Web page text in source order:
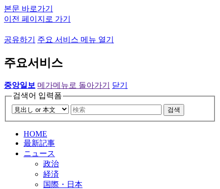
본문 바로가기
이전 페이지로 가기
공유하기 주요 서비스 메뉴 열기
주요서비스
중앙일보 메가메뉴로 돌아가기
닫기
검색어 입력폼
검색
HOME
最新記事
ニュース
政治
経済
国際・日本